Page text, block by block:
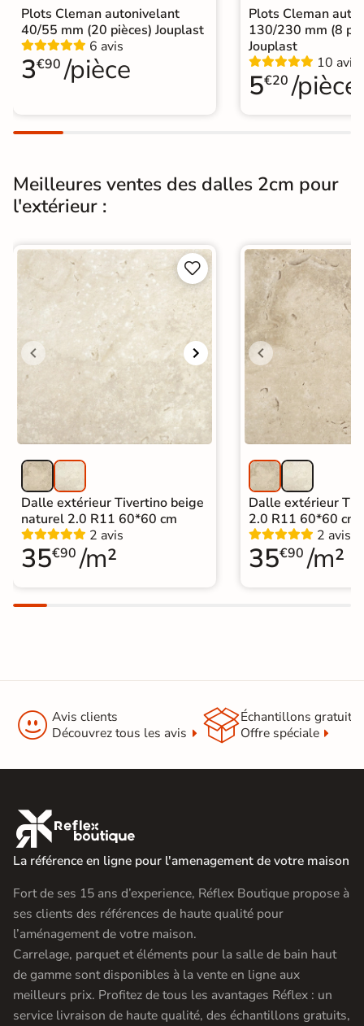
Pose
A poser directement sur sable, gravier
ou herbe
A coller sur ancien carrelage
Normes
Type de pose
Pose sur plots
Catégories
Carrelage Gris
Carrelage sur plot effet pierre
|
Dalle travertin
Carrelage intérieur / extérieur
identique
Plots Cleman autonivelant
40/55 mm (20 pièces) Jouplast
6 avis
3€90 /pièce
Plots Cleman
130/230 mm (8
Jouplast
10 avis
5€20 /pièce
Meilleures ventes des dalles 2cm pour
l'extérieur :


Dalle extérieur Tivertino beige
naturel 2.0 R11 60*60 cm
2 avis
35€90 /m²
Dalle extérieur
2.0 R11 60*60 cm
2 avis
35€90 /m²
 Avis clients
Découvrez tous les avis
Échantillons gratuit
Offre spéciale

La référence en ligne pour l'amenagement de votre maison
Fort de ses 15 ans d’experience, Réflex Boutique propose à
ses clients des références de haute qualité pour
l’aménagement de votre maison.
Carrelage, parquet et éléments pour la salle de bain haut
de gamme sont disponibles à la vente en ligne aux
meilleurs prix. Profitez de tous les avantages Réflex : un
service livraison de haute qualité, des échantillons gratuits,